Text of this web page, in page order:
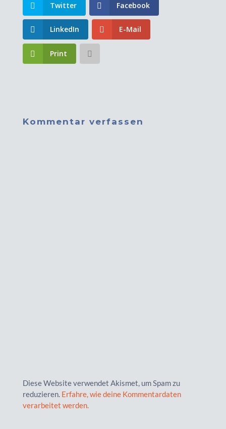
Twitter Facebook
LinkedIn E-Mail
Print
Kommentar verfassen
Diese Website verwendet Akismet, um Spam zu
reduzieren. Erfahre, wie deine Kommentardaten
verarbeitet werden.